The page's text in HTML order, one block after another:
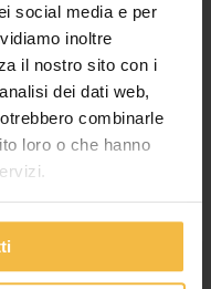
social media e per
inoltre
il nostro sito con i
dei dati web,
combinarle
loro o che hanno
Nella Linea
Primosilo Mix. Si
frumento ed orzo
di una più ampia ed
di due triticali